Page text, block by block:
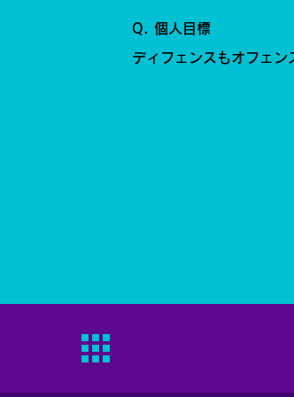
ディフェンスもオフェ
Q. 個人目標